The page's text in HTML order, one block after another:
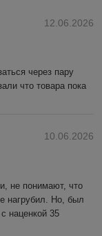
12.06.2026
через пару
что товара пока
10.06.2026
не понимают, что
нагрубил. Но, был
наценкой 35